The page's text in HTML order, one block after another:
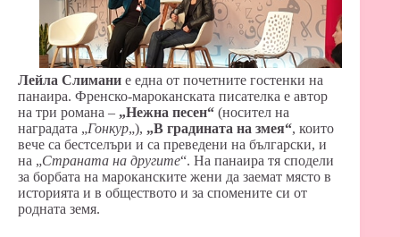
Лейла Слимани е една от почетните гостенки на
панаира. Френско-мароканската писателка е автор
на три романа – „Нежна песен“ (носител на
наградата „Гонкур„), „В градината на змея“, които
вече са бестселъри и са преведени на български, и
на „Страната на другите“. На панаира тя сподели
за борбата на мароканските жени да заемат място в
историята и в обществото и за спомените си от
родната земя.